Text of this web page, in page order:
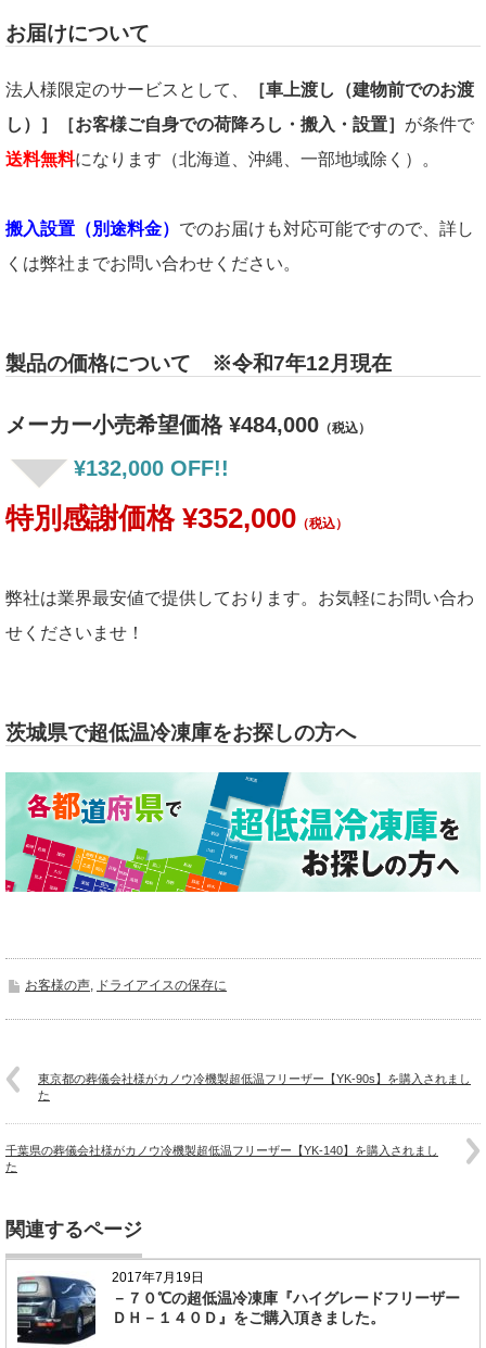
お届けについて
法人様限定のサービスとして、
［車上渡し（建物前でのお渡
し）］［お客様ご自身での荷降ろし・搬入・設置］ が条件で
送料無料になります（北海道、沖縄、一部地域除く）。
搬入設置（別途料金） でのお届けも対応可能ですので、詳し
くは弊社までお問い合わせください。
製品の価格について ※令和7年12月現在
メーカー小売希望価格 ¥484,000 （税込）
¥132,000 OFF!!
特別感謝価格 ¥352,000 （税込）
弊社は業界最安値で提供しております。お気軽にお問い合わ
せくださいませ！
茨城県で超低温冷凍庫をお探しの方へ
お客様の声, ドライアイスの保存に
東京都の葬儀会社様がカノウ冷機製超低温フリーザー【YK-90s】を購入されまし
た
千葉県の葬儀会社様がカノウ冷機製超低温フリーザー【YK-140】を購入されまし
た
関連するページ
2017年7月19日
－７０℃の超低温冷凍庫『ハイグレードフリーザー
ＤＨ－１４０Ｄ』をご購入頂きました。